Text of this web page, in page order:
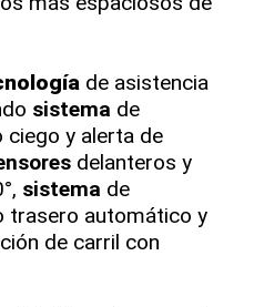
de asistencia
sistema de
y alerta de
delanteros y
sistema de
trasero automático y
de carril con